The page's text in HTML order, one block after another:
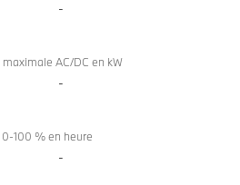
-
AC/DC en kW
-
100 % en heure
-